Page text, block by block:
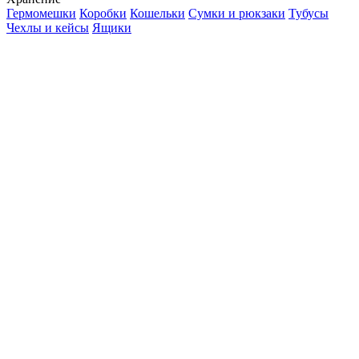
Гермомешки Коробки Кошельки Сумки и рюкзаки Тубусы
Чехлы и кейсы Ящики